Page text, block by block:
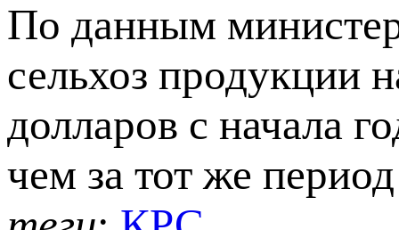
По данным
сельхоз продукции
долларов с начала
чем за тот же